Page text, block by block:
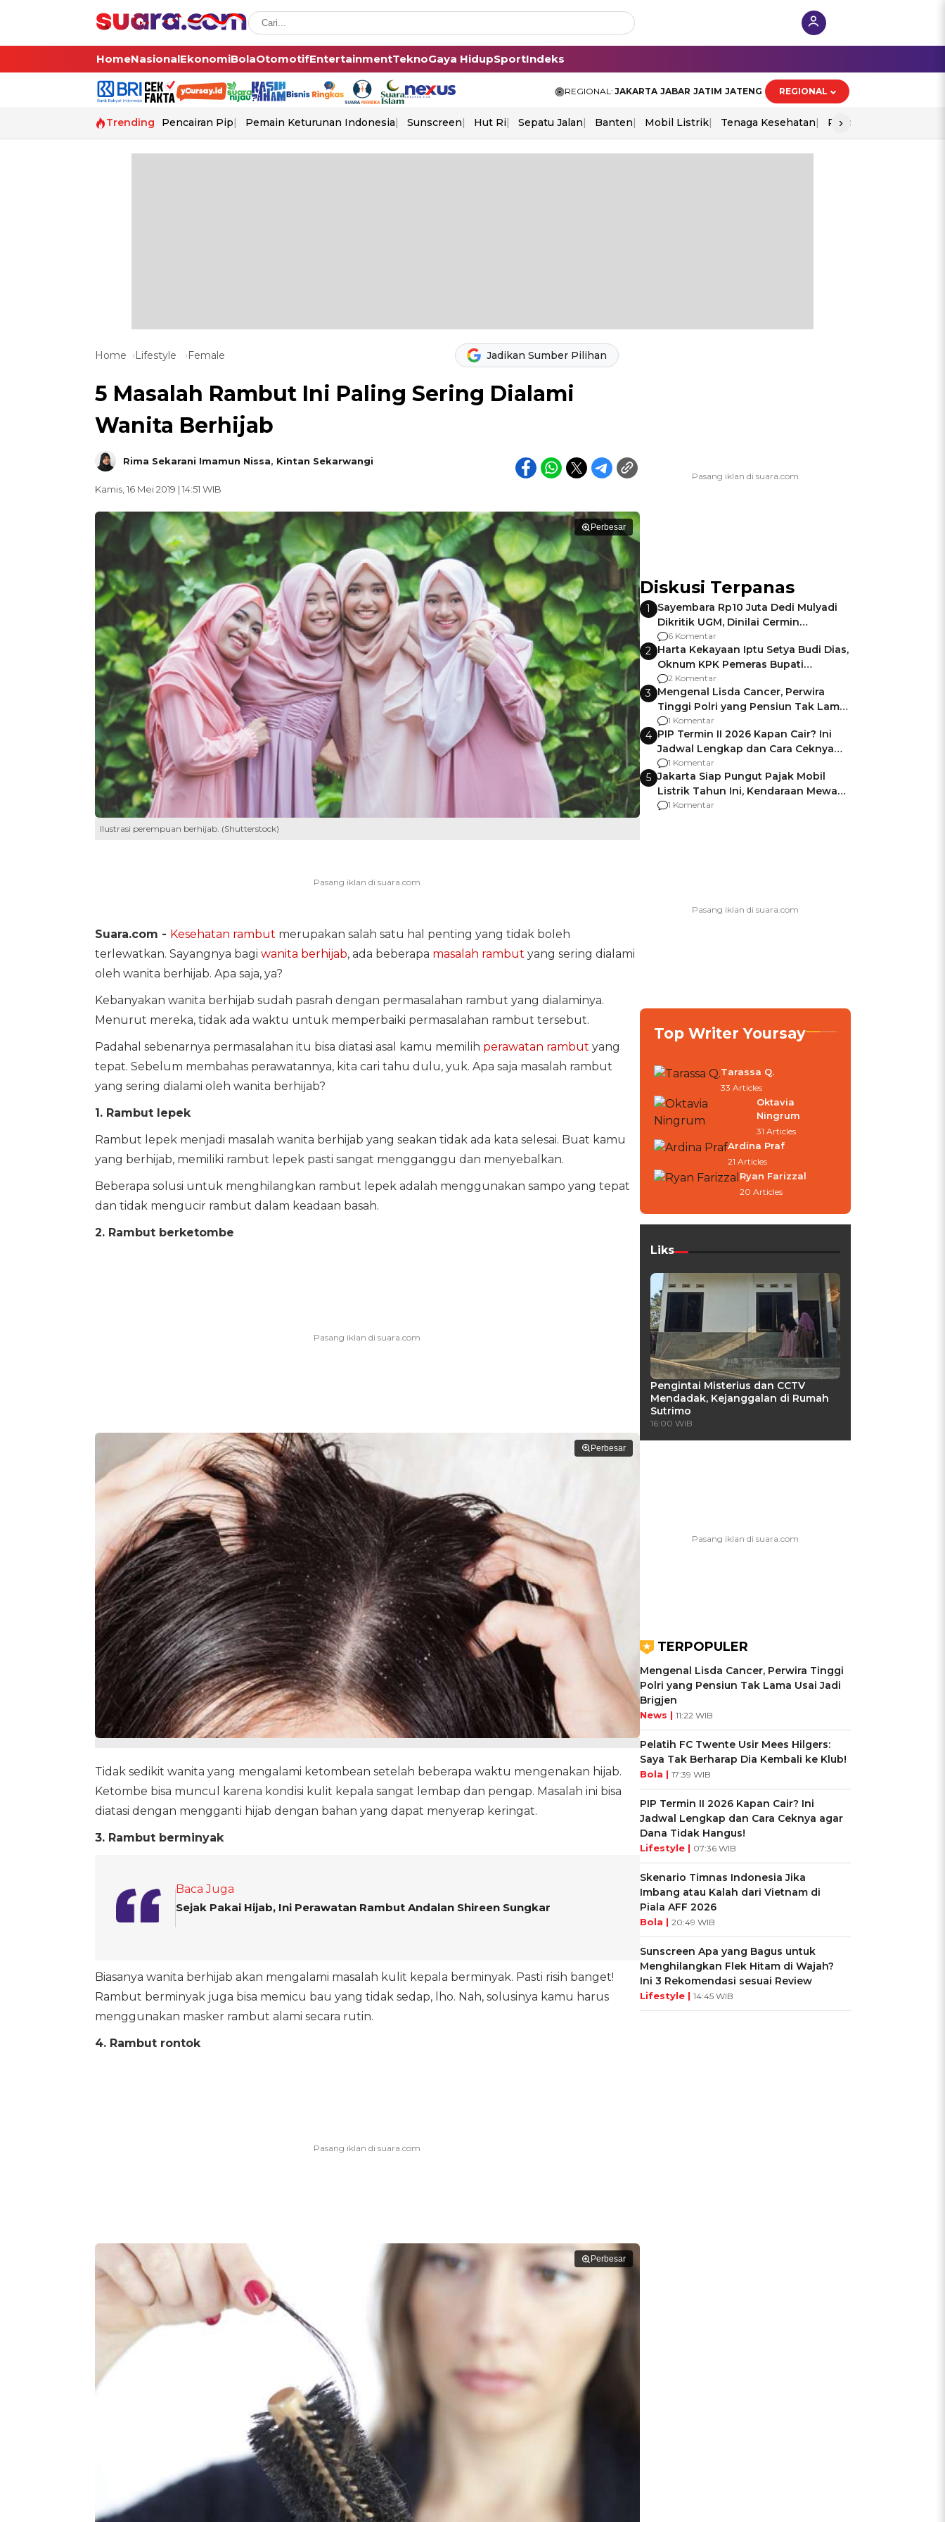
HomeNasionalEkonomiBolaOtomotifEntertainmentTeknoGaya HidupSportIndeks
REGIONAL: JAKARTA JABAR JATIM JATENG REGIONAL
Trending Pencairan Pip Pemain Keturunan Indonesia Sunscreen Hut Ri Sepatu Jalan Banten Mobil Listrik Tenaga Kesehatan Piala Aff 2026
›
Home Lifestyle Female Jadikan Sumber Pilihan
5 Masalah Rambut Ini Paling Sering Dialami
Wanita Berhijab
Rima Sekarani Imamun Nissa, Kintan Sekarwangi
Kamis, 16 Mei 2019 | 14:51 WIB
Perbesar
Ilustrasi perempuan berhijab. (Shutterstock)
Suara.com - Kesehatan rambut merupakan salah satu hal penting yang tidak boleh
terlewatkan. Sayangnya bagi wanita berhijab, ada beberapa masalah rambut yang sering dialami
oleh wanita berhijab. Apa saja, ya?
Kebanyakan wanita berhijab sudah pasrah dengan permasalahan rambut yang dialaminya.
Menurut mereka, tidak ada waktu untuk memperbaiki permasalahan rambut tersebut.
Padahal sebenarnya permasalahan itu bisa diatasi asal kamu memilih perawatan rambut yang
tepat. Sebelum membahas perawatannya, kita cari tahu dulu, yuk. Apa saja masalah rambut
yang sering dialami oleh wanita berhijab?
1. Rambut lepek
Rambut lepek menjadi masalah wanita berhijab yang seakan tidak ada kata selesai. Buat kamu
yang berhijab, memiliki rambut lepek pasti sangat mengganggu dan menyebalkan.
Beberapa solusi untuk menghilangkan rambut lepek adalah menggunakan sampo yang tepat
dan tidak mengucir rambut dalam keadaan basah.
2. Rambut berketombe
Perbesar
Tidak sedikit wanita yang mengalami ketombean setelah beberapa waktu mengenakan hijab.
Ketombe bisa muncul karena kondisi kulit kepala sangat lembap dan pengap. Masalah ini bisa
diatasi dengan mengganti hijab dengan bahan yang dapat menyerap keringat.
3. Rambut berminyak
Baca Juga
Sejak Pakai Hijab, Ini Perawatan Rambut Andalan Shireen Sungkar
Biasanya wanita berhijab akan mengalami masalah kulit kepala berminyak. Pasti risih banget!
Rambut berminyak juga bisa memicu bau yang tidak sedap, lho. Nah, solusinya kamu harus
menggunakan masker rambut alami secara rutin.
4. Rambut rontok
Perbesar
Diskusi Terpanas
1
Sayembara Rp10 Juta Dedi Mulyadi
Dikritik UGM, Dinilai Cermin
Gagalnya Negara Jamin Keamanan
6 Komentar
2 Harta Kekayaan Iptu Setya Budi Dias,
Oknum KPK Pemeras Bupati
Pemalang
2 Komentar
3 Mengenal Lisda Cancer, Perwira
Tinggi Polri yang Pensiun Tak Lama
Usai Jadi Brigjen
1 Komentar
4 PIP Termin II 2026 Kapan Cair? Ini
Jadwal Lengkap dan Cara Ceknya
agar Dana Tidak Hangus!
1 Komentar
5 Jakarta Siap Pungut Pajak Mobil
Listrik Tahun Ini, Kendaraan Mewah
Kena hingga 75% PKB
1 Komentar
Top Writer Yoursay
Tarassa Q.
33 Articles
Oktavia
Ningrum
31 Articles
Ardina Praf
21 Articles
Ryan Farizzal
20 Articles
Liks
Pengintai Misterius dan CCTV
Mendadak, Kejanggalan di Rumah
Sutrimo
16:00 WIB
TERPOPULER
Mengenal Lisda Cancer, Perwira Tinggi
Polri yang Pensiun Tak Lama Usai Jadi
Brigjen
News | 11:22 WIB
Pelatih FC Twente Usir Mees Hilgers:
Saya Tak Berharap Dia Kembali ke Klub!
Bola | 17:39 WIB
PIP Termin II 2026 Kapan Cair? Ini
Jadwal Lengkap dan Cara Ceknya agar
Dana Tidak Hangus!
Lifestyle | 07:36 WIB
Skenario Timnas Indonesia Jika
Imbang atau Kalah dari Vietnam di
Piala AFF 2026
Bola | 20:49 WIB
Sunscreen Apa yang Bagus untuk
Menghilangkan Flek Hitam di Wajah?
Ini 3 Rekomendasi sesuai Review
Lifestyle | 14:45 WIB